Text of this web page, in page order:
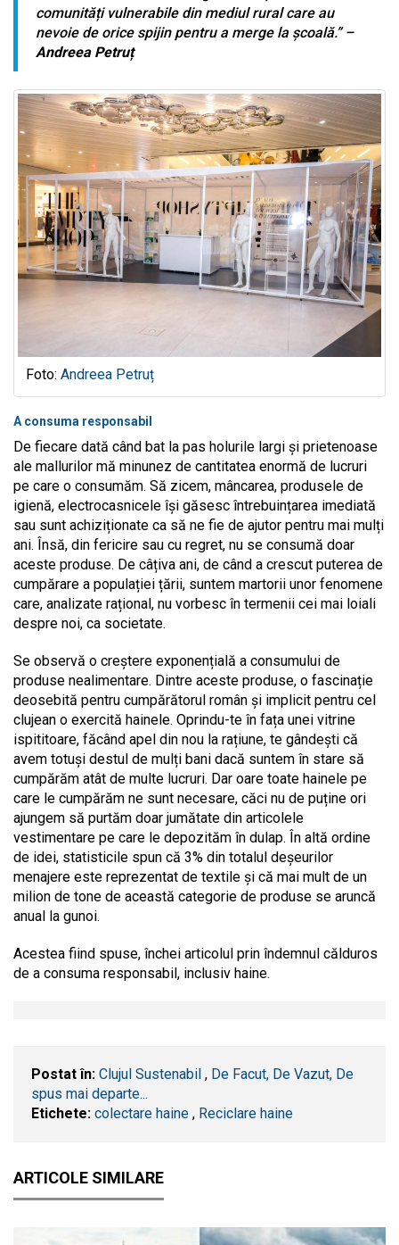
comunități vulnerabile din mediul rural care au
nevoie de orice spijin pentru a merge la școală.” –
Andreea Petruț
Foto: Andreea Petruț
A consuma responsabil
De fiecare dată când bat la pas holurile largi și prietenoase
ale mallurilor mă minunez de cantitatea enormă de lucruri
pe care o consumăm. Să zicem, mâncarea, produsele de
igienă, electrocasnicele își găsesc întrebuințarea imediată
sau sunt achiziționate ca să ne fie de ajutor pentru mai mulți
ani. Însă, din fericire sau cu regret, nu se consumă doar
aceste produse. De câțiva ani, de când a crescut puterea de
cumpărare a populației țării, suntem martorii unor fenomene
care, analizate rațional, nu vorbesc în termenii cei mai loiali
despre noi, ca societate.
Se observă o creștere exponențială a consumului de
produse nealimentare. Dintre aceste produse, o fascinație
deosebită pentru cumpărătorul român și implicit pentru cel
clujean o exercită hainele. Oprindu-te în fața unei vitrine
ispititoare, făcând apel din nou la rațiune, te gândești că
avem totuși destul de mulți bani dacă suntem în stare să
cumpărăm atât de multe lucruri. Dar oare toate hainele pe
care le cumpărăm ne sunt necesare, căci nu de puține ori
ajungem să purtăm doar jumătate din articolele
vestimentare pe care le depozităm în dulap. În altă ordine
de idei, statisticile spun că 3% din totalul deșeurilor
menajere este reprezentat de textile și că mai mult de un
milion de tone de această categorie de produse se aruncă
anual la gunoi.
Acestea fiind spuse, închei articolul prin îndemnul călduros
de a consuma responsabil, inclusiv haine.
Postat în: Clujul Sustenabil , De Facut, De Vazut, De
spus mai departe...
Etichete: colectare haine , Reciclare haine
ARTICOLE SIMILARE